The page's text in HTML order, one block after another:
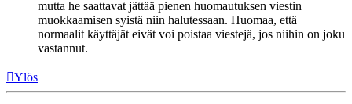
mutta he saattavat jättää pienen huomautuksen viestin
muokkaamisen syistä niin halutessaan. Huomaa, että
normaalit käyttäjät eivät voi poistaa viestejä, jos niihin on joku
vastannut.
Ylös